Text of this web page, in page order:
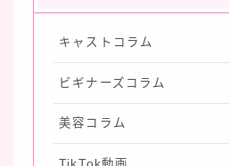
キャストコラム
ビギナーズコラム
美容コラム